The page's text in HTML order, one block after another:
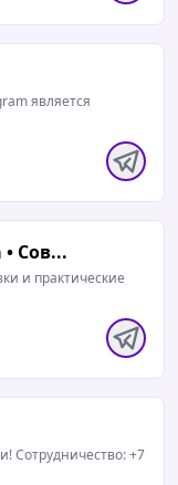
является
Сов...
и практические